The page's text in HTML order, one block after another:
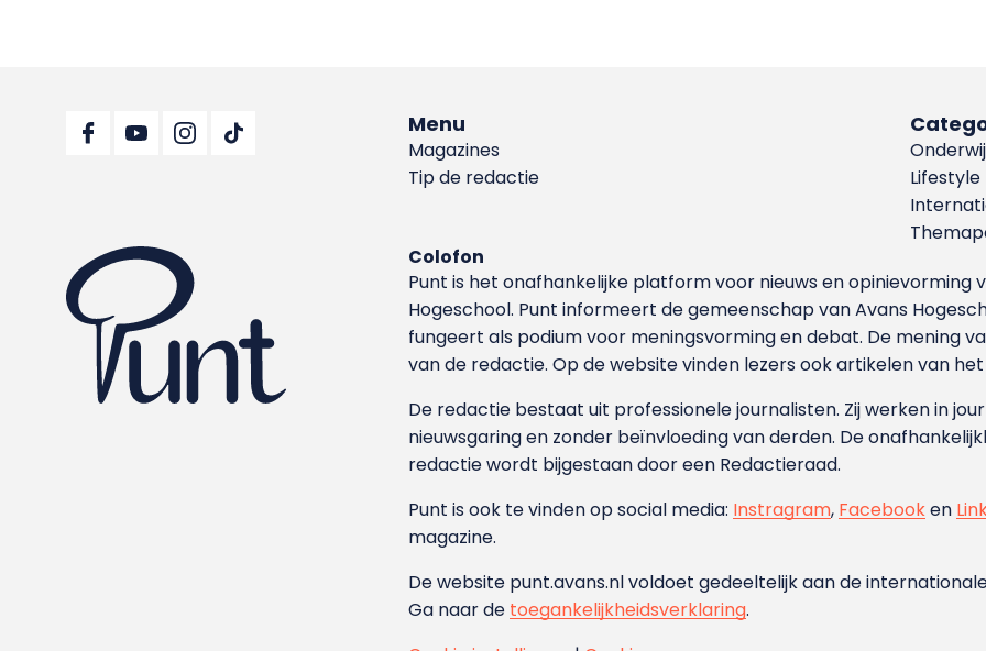
Menu
Magazines
Tip de redactie
Lifestyle
Colofon
Punt is het onafhankelijke platform voor nieuws en
Hoge­school. Punt informeert de gemeenschap van Avans
fungeert als podium voor meningsvorming en debat. De mening
van de redactie. Op de website vinden lezers ook artikelen van
De redactie bestaat uit professionele journalisten. Zij werken in
nieuwsgaring en zonder beïnvloeding van derden. De
redactie wordt bijgestaan door een Redactieraad.
Punt is ook te vinden op social media: Instragram, Facebooken
magazine.
De website punt.avans.nl voldoet gedeeltelijk aan de
Ga naar de toegankelijkheidsverklaring.